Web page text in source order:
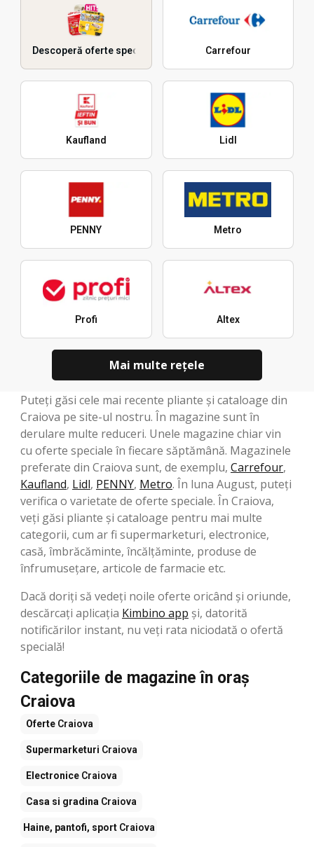
Descoperă oferte speciale Carrefour
Kaufland Lidl
PENNY Metro
Profi Altex
Mai multe reţele
Puteți găsi cele mai recente pliante și cataloage din
Craiova pe site-ul nostru. În magazine sunt în
derulare multe reduceri. Unele magazine chiar vin
cu oferte speciale în fiecare săptămână. Magazinele
preferate din Craiova sunt, de exemplu, Carrefour,
Kaufland, Lidl, PENNY, Metro. În luna August, puteți
verifica o varietate de oferte speciale. În Craiova,
veți găsi pliante și cataloage pentru mai multe
categorii, cum ar fi supermarketuri, electronice,
casă, îmbrăcăminte, încălțăminte, produse de
înfrumusețare, articole de farmacie etc.
Dacă doriți să vedeți noile oferte oricând și oriunde,
descărcați aplicația Kimbino app și, datorită
notificărilor instant, nu veți rata niciodată o ofertă
specială!
Categoriile de magazine în oraș
Craiova
Oferte Craiova
Supermarketuri Craiova
Electronice Craiova
Casa si gradina Craiova
Haine, pantofi, sportCraiova